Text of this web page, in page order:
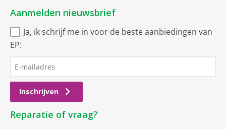
Aanmelden nieuwsbrief
Ja, ik schrijf me in voor de beste aanbiedingen van
EP:
Inschrijven
Reparatie of vraag?